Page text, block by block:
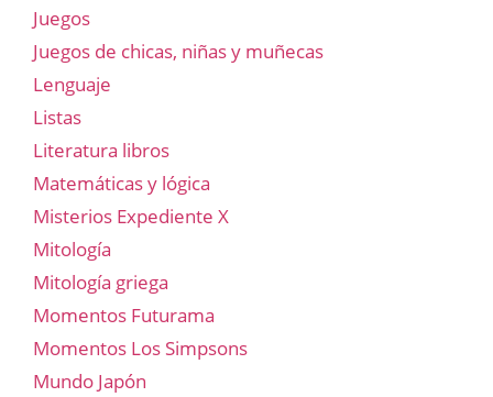
Juegos
Juegos de chicas, niñas y muñecas
Lenguaje
Listas
Literatura libros
Matemáticas y lógica
Misterios Expediente X
Mitología
Mitología griega
Momentos Futurama
Momentos Los Simpsons
Mundo Japón